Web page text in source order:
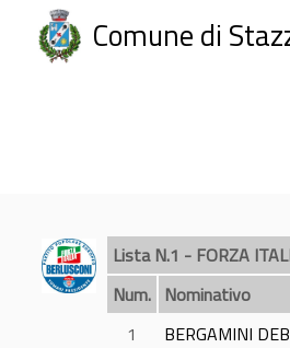
Comune di
Lista N.1 - FORZA
Num. Nominativo
1
BERGAMINI